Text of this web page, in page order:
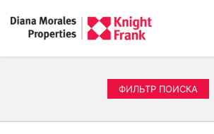
ФИЛЬТР ПОИСКА